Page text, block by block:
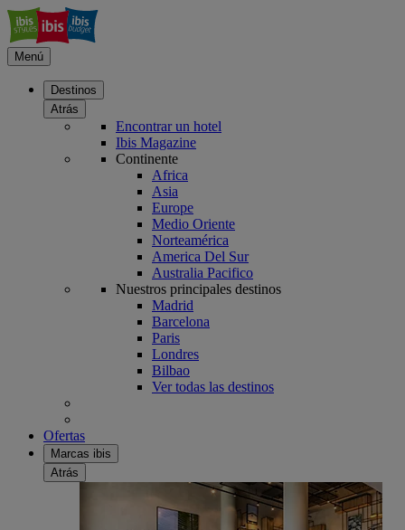
Menú
Destinos
Atrás
Encontrar un hotel
Ibis Magazine
Continente
Africa
Asia
Europe
Medio Oriente
Norteamérica
America Del Sur
Australia Pacifico
Nuestros principales destinos
Madrid
Barcelona
Paris
Londres
Bilbao
Ver todas las destinos
Ofertas
Marcas ibis
Atrás